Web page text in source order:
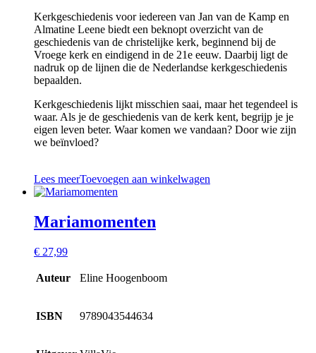
Kerkgeschiedenis voor iedereen van Jan van de Kamp en
Almatine Leene biedt een beknopt overzicht van de
geschiedenis van de christelijke kerk, beginnend bij de
Vroege kerk en eindigend in de 21e eeuw. Daarbij ligt de
nadruk op de lijnen die de Nederlandse kerkgeschiedenis
bepaalden.
Kerkgeschiedenis lijkt misschien saai, maar het tegendeel is
waar. Als je de geschiedenis van de kerk kent, begrijp je je
eigen leven beter. Waar komen we vandaan? Door wie zijn
we beïnvloed?
Lees meerToevoegen aan winkelwagen
Mariamomenten
€ 27,99
Auteur Eline Hoogenboom
ISBN 9789043544634